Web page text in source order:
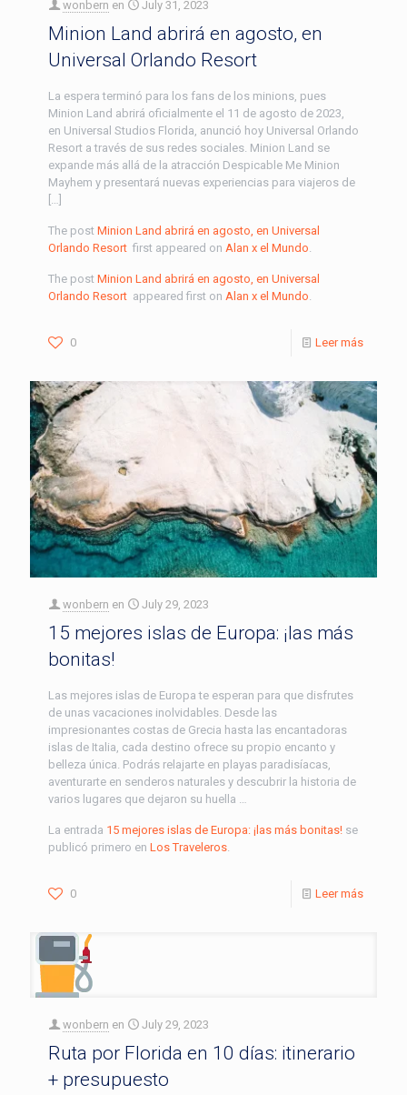
wonbern en July 31, 2023
Minion Land abrirá en agosto, en
Universal Orlando Resort
La espera terminó para los fans de los minions, pues
Minion Land abrirá oficialmente el 11 de agosto de 2023,
en Universal Studios Florida, anunció hoy Universal Orlando
Resort a través de sus redes sociales. Minion Land se
expande más allá de la atracción Despicable Me Minion
Mayhem y presentará nuevas experiencias para viajeros de
[…]
The post Minion Land abrirá en agosto, en Universal
Orlando Resort first appeared on Alan x el Mundo.
The post Minion Land abrirá en agosto, en Universal
Orlando Resort appeared first on Alan x el Mundo.
0 Leer más
wonbern en July 29, 2023
15 mejores islas de Europa: ¡las más
bonitas!
Las mejores islas de Europa te esperan para que disfrutes
de unas vacaciones inolvidables. Desde las
impresionantes costas de Grecia hasta las encantadoras
islas de Italia, cada destino ofrece su propio encanto y
belleza única. Podrás relajarte en playas paradisíacas,
aventurarte en senderos naturales y descubrir la historia de
varios lugares que dejaron su huella …
La entrada 15 mejores islas de Europa: ¡las más bonitas! se
publicó primero en Los Traveleros
0 Leer más
wonbern en July 29, 2023
Ruta por Florida en 10 días: itinerario
+ presupuesto